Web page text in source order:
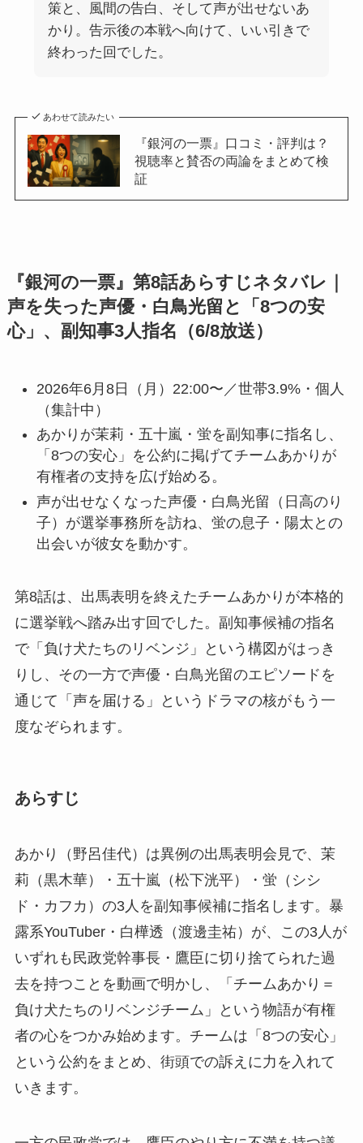
策と、風間の告白、そして声が出せないあ
かり。告示後の本戦へ向けて、いい引きで
終わった回でした。
あわせて読みたい
『銀河の一票』口コミ・評判は？
視聴率と賛否の両論をまとめて検
証
『銀河の一票』第8話あらすじネタバレ｜
声を失った声優・白鳥光留と「8つの安
心」、副知事3人指名（6/8放送）
2026年6月8日（月）22:00〜／世帯3.9%・個人
（集計中）
あかりが茉莉・五十嵐・蛍を副知事に指名し、
「8つの安心」を公約に掲げてチームあかりが
有権者の支持を広げ始める。
声が出せなくなった声優・白鳥光留（日高のり
子）が選挙事務所を訪ね、蛍の息子・陽太との
出会いが彼女を動かす。
第8話は、出馬表明を終えたチームあかりが本格的
に選挙戦へ踏み出す回でした。副知事候補の指名
で「負け犬たちのリベンジ」という構図がはっき
りし、その一方で声優・白鳥光留のエピソードを
通じて「声を届ける」というドラマの核がもう一
度なぞられます。
あらすじ
あかり（野呂佳代）は異例の出馬表明会見で、茉
莉（黒木華）・五十嵐（松下洸平）・蛍（シシ
ド・カフカ）の3人を副知事候補に指名します。暴
露系YouTuber・白樺透（渡邊圭祐）が、この3人が
いずれも民政党幹事長・鷹臣に切り捨てられた過
去を持つことを動画で明かし、「チームあかり＝
負け犬たちのリベンジチーム」という物語が有権
者の心をつかみ始めます。チームは「8つの安心」
という公約をまとめ、街頭での訴えに力を入れて
いきます。